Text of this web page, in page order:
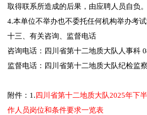
取得联系所造成的后果，由应聘人员自负。
4.本单位不举办也不委托任何机构举办考试
十三、有关咨询、监督电话
咨询电话：四川省第十二地质大队人事科
监督电话：四川省第十二地质大队纪检监
附件：1. 四川省第十二地质大队2025年下
作人员岗位和条件要求一览表